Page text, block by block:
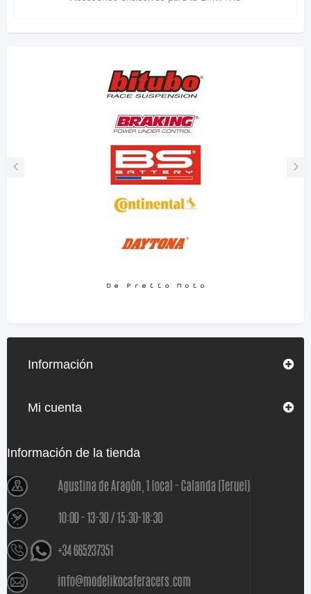
Información
Mi cuenta
Información de la tienda